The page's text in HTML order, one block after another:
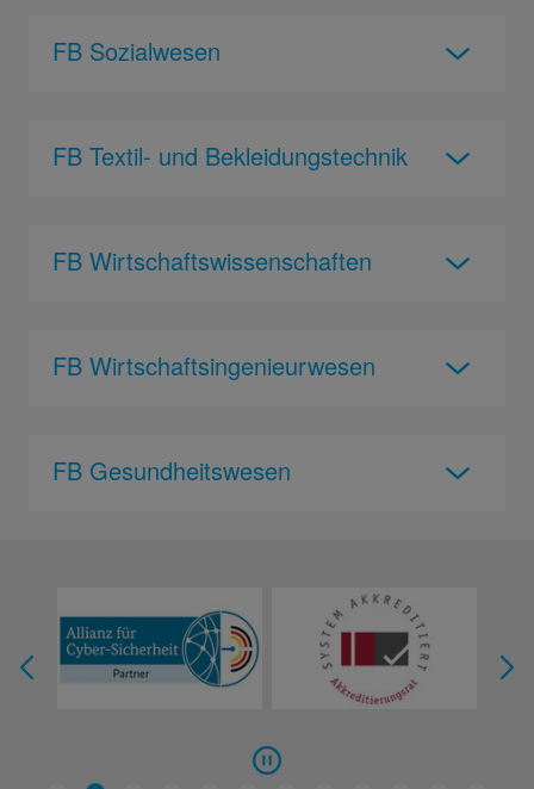
FB Sozialwesen
FB Textil- und Bekleidungstechnik
FB Wirtschaftswissenschaften
FB Wirtschaftsingenieurwesen
FB Gesundheitswesen